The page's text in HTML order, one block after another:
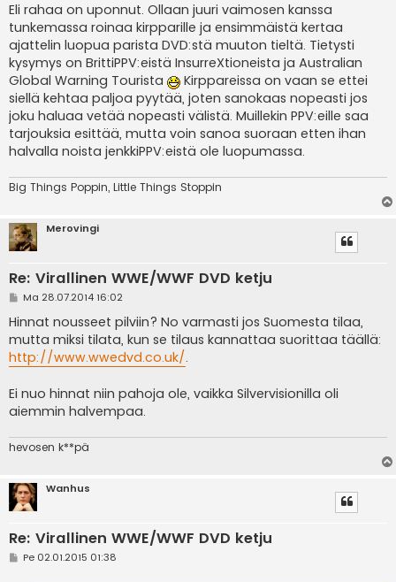
Eli rahaa on uponnut. Ollaan juuri vaimosen kanssa
tunkemassa roinaa kirpparille ja ensimmäistä kertaa
ajattelin luopua parista DVD:stä muuton tieltä. Tietysti
kysymys on BrittiPPV:eistä InsurreXtioneista ja Australian
Global Warning Tourista
Kirppareissa on vaan se ettei
siellä kehtaa paljoa pyytää, joten sanokaas nopeasti jos
joku haluaa vetää nopeasti välistä. Muillekin PPV:eille saa
tarjouksia esittää, mutta voin sanoa suoraan etten ihan
halvalla noista jenkkiPPV:eistä ole luopumassa.
Big Things Poppin, Little Things Stoppin
Merovingi
Re: Virallinen WWE/WWF DVD ketju
V
e
s
t
i
Ma 28.07.2014 16:02
Hinnat nousseet pilviin? No varmasti jos Suomesta tilaa,
mutta miksi tilata, kun se tilaus kannattaa suorittaa täällä:
http://www.wwedvd.co.uk/.
Ei nuo hinnat niin pahoja ole, vaikka Silvervisionilla oli
aiemmin halvempaa.
hevosen k**pä
Wanhus
Re: Virallinen WWE/WWF DVD ketju
VPe 02.01.2015 01:38